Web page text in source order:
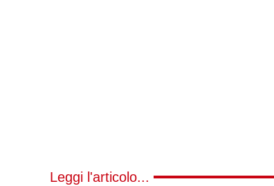
Leggi l'articolo...